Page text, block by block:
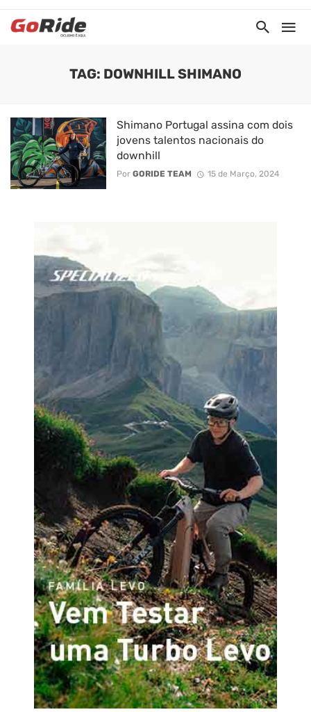
TAG: DOWNHILL SHIMANO
Shimano Portugal assina com dois
jovens talentos nacionais do
downhill
Por GORIDE TEAM 15 de Março, 2024